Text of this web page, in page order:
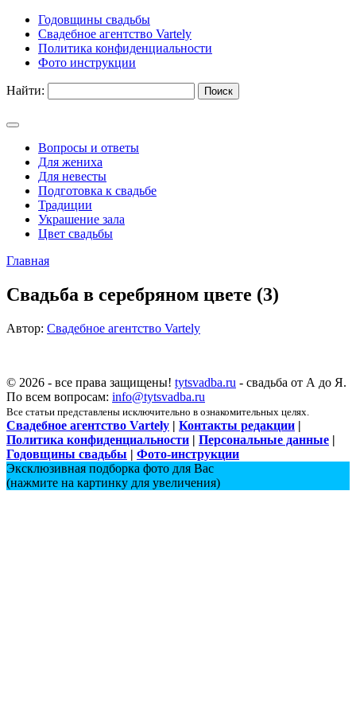
Годовщины свадьбы
Свадебное агентство Vartely
Политика конфиденциальности
Фото инструкции
Найти:
Вопросы и ответы
Для жениха
Для невесты
Подготовка к свадьбе
Традиции
Украшение зала
Цвет свадьбы
Главная
Свадьба в серебряном цвете (3)
Автор: Свадебное агентство Vartely
© 2026 - все права защищены! tytsvadba.ru - свадьба от А до Я.
По всем вопросам: info@tytsvadba.ru
Все статьи представлены исключительно в ознакомительных целях.
Свадебное агентство Vartely | Контакты редакции |
Политика конфиденциальности | Персональные данные |
Годовщины свадьбы | Фото-инструкции
Эксклюзивная подборка фото для Вас
(нажмите на картинку для увеличения)